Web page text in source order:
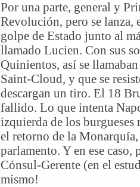
Por una parte, general y
Revolución, pero se
golpe de Estado junto al
llamado Lucien. Con sus
Quinientos, así se
Saint-Cloud, y que se
descargan un tiro. El 18
fallido. Lo que intenta
izquierda de los
el retorno de la
parlamento. Y en ese caso,
Cónsul-Gerente (en el
mismo!